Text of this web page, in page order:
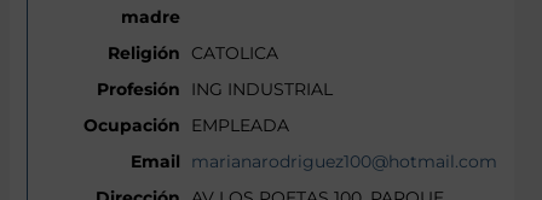
CATOLICA
ING INDUSTRIAL
EMPLEADA
marianarodriguez100@hotmail.com